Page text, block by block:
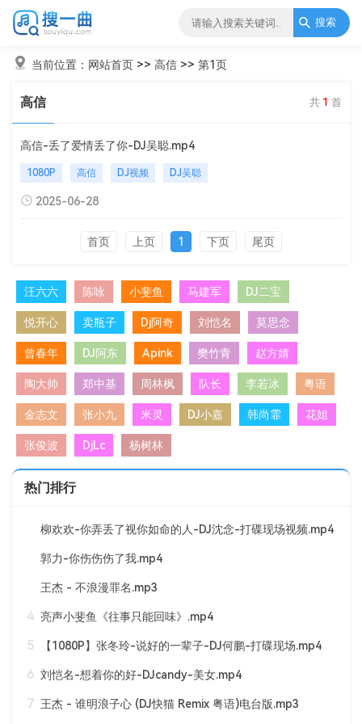
搜索
当前位置： 网站首页 >> 高信 >> 第1页
高信 共 1 首
高信-丢了爱情丢了你-DJ吴聪.mp4
1080P 高信 DJ视频 DJ吴聪
2025-06-28
首页 上页 1 下页 尾页
汪六六 陈咏 小斐鱼 马建军 DJ二宝
悦开心 卖瓶子 Dj阿奇 刘恺名 莫思念
曾春年 DJ阿东 Apink 樊竹青 赵方婧
陶大帅 郑中基 周林枫 队长 李若冰 粤语
金志文 张小九 米灵 DJ小嘉 韩尚霏 花姐
张俊波 DjLc 杨树林
热门排行
柳欢欢-你弄丢了视你如命的人-DJ沈念-打碟现场视频.mp4
郭力-你伤伤伤了我.mp4
王杰 - 不浪漫罪名.mp3
4 亮声小斐鱼《往事只能回味》.mp4
5 【1080P】张冬玲-说好的一辈子-DJ何鹏-打碟现场.mp4
6 刘恺名-想着你的好-DJcandy-美女.mp4
7 王杰 - 谁明浪子心 (DJ快猫 Remix 粤语)电台版.mp3